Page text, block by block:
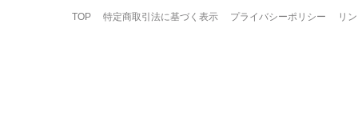
TOP 特定商取引法に基づく表示 プライバシーポリシー リ